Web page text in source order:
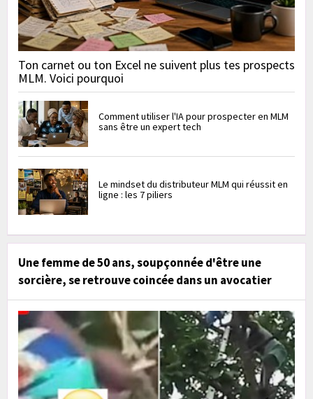
Ton carnet ou ton Excel ne suivent plus tes prospects
MLM. Voici pourquoi
Comment utiliser l'IA pour prospecter en MLM
sans être un expert tech
Le mindset du distributeur MLM qui réussit en
ligne : les 7 piliers
Une femme de 50 ans, soupçonnée d'être une
sorcière, se retrouve coincée dans un avocatier